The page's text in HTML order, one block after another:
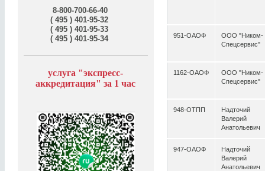
8-800-700-66-40
( 495 ) 401-95-32
( 495 ) 401-95-33
( 495 ) 401-95-34
услуга "экспресс-
аккредитация" за 1 час
951-ОАОФ
ООО "Ником-
Спецсервис"
1162-ОАОФ
ООО "Ником-
Спецсервис"
948-ОТПП
Надточий
Валерий
Анатольевич
947-ОАОФ
Надточий
Валерий
Анатольевич